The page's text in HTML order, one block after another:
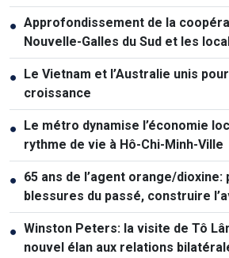
● Approfondissement de la
Nouvelle-Galles du Sud et les
● Le Vietnam et l’Australie unis
croissance
● Le métro dynamise l’économie
rythme de vie à Hô-Chi-Minh-Ville
● 65 ans de l’agent orange/dioxine:
blessures du passé, construire
● Winston Peters: la visite de Tô
nouvel élan aux relations